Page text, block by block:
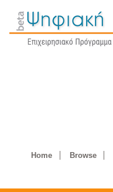
Home Browse